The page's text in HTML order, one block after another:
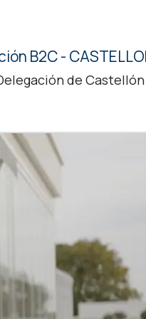
B2C -
de Castellón